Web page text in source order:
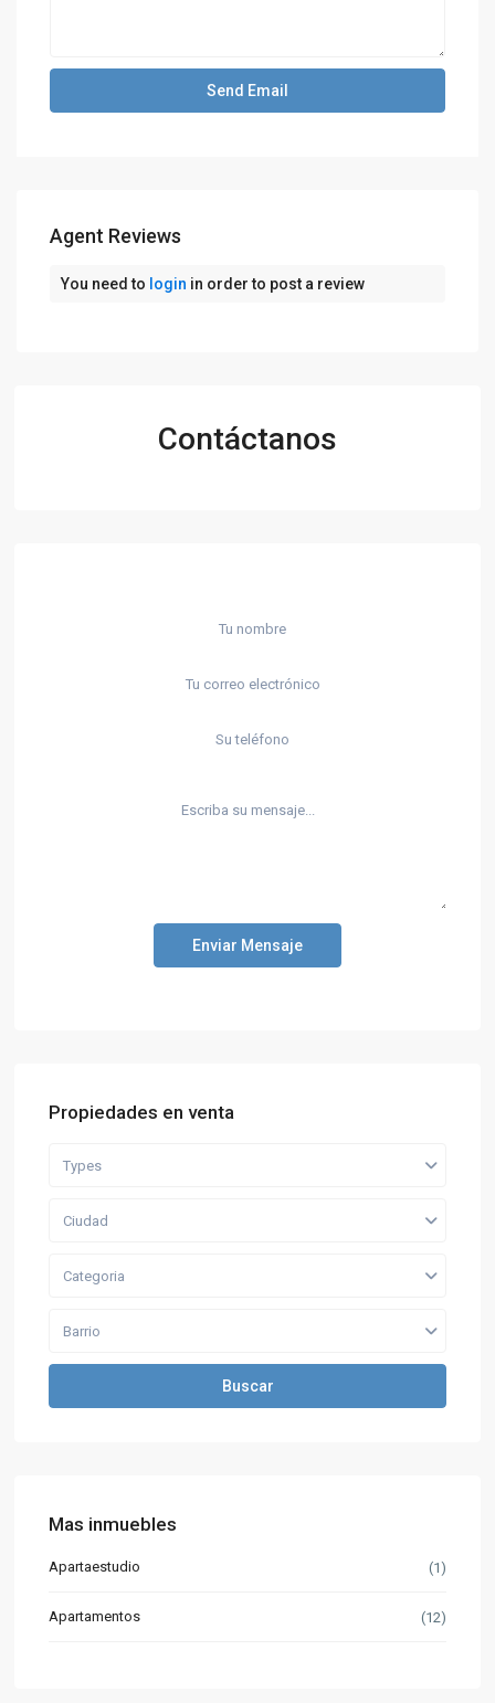
Agent Reviews
You need to login in order to post a review
Contáctanos
Enviar Mensaje
Propiedades en venta
Types
Ciudad
Categoria
Barrio
Buscar
Mas inmuebles
Apartaestudio (1)
Apartamentos (12)